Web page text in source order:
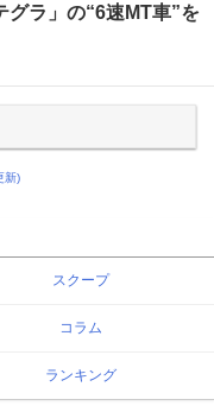
グラ」の“6速MT車”を
新)
スクープ
コラム
ランキング